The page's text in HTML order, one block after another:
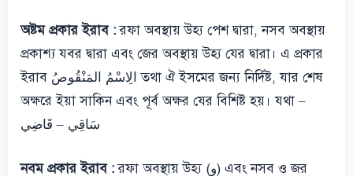
অষ্টম প্রকার ইরাব :রফা অবস্থায় উহ্য পেশ দ্বারা, নসব অবস্থায়
প্রকাশ্য যবর দ্বারা এবং জের অবস্থায় উহ্য যের দ্বারা। এ প্রকার
ইরাব الِاسْمُ المَنْقُوصُ তথা ঐ ইসমের জন্য নির্দিষ্ট, যার শেষ
অক্ষরে ইয়া সাকিন এবং পূর্ব অক্ষর যের বিশিষ্ট হয়। যথা –
سَاقِي – قَاضِي
নবম প্রকার ইরাব :রফা অবস্থায় উহ্য (و) এবং নসব ও জর